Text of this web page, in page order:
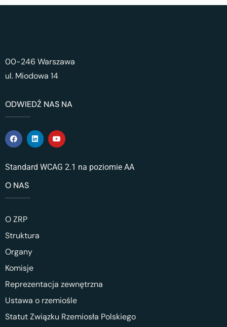
00-246 Warszawa
ul. Miodowa 14
ODWIEDŹ NAS NA
Standard WCAG 2.1 na poziomie AA
O NAS
O ZRP
Struktura
Organy
Komisje
Reprezentacja zewnętrzna
Ustawa o rzemiośle
Statut Związku Rzemiosła Polskiego